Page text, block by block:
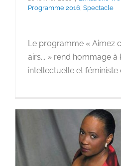
Programme 2016, Spectacle
Le programme « Aimez
airs... » rend hommage à
intellectuelle et féministe
Barbara
concert le 16